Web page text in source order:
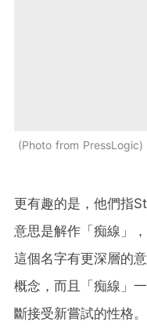
Photo from PressLogic
更有趣的是，他們指
意思是解作「痴線」
這個名字有更深層的
概念，而且「痴線」
斷接受新嘗試的性格。